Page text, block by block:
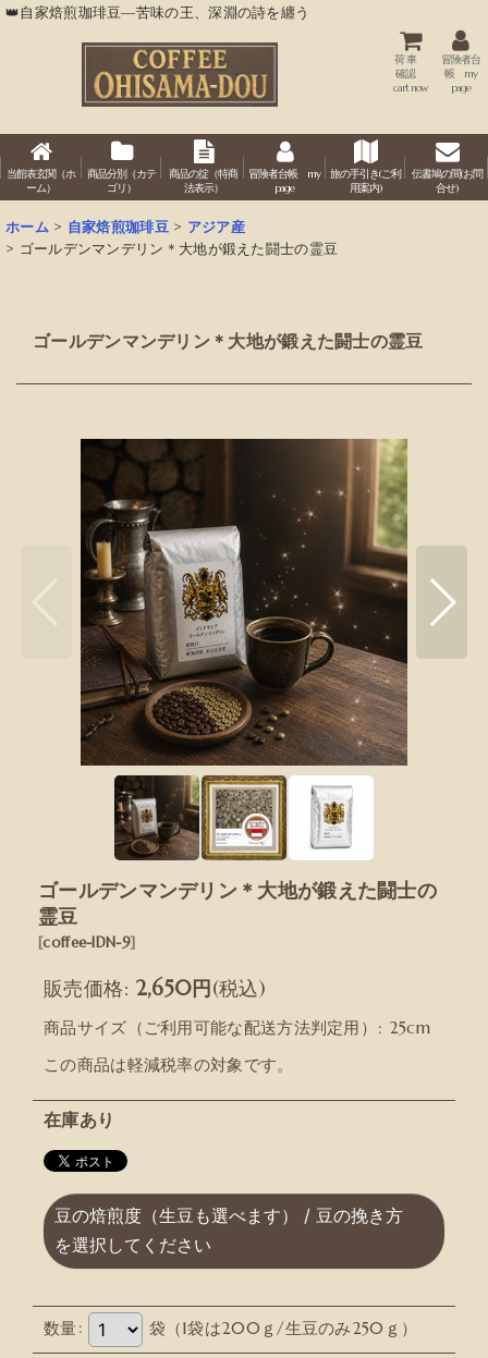
👑自家焙煎珈琲豆―苦味の王、深淵の詩を纏う
荷 車
確認
cart now
冒険者台
帳 my
page
当館表玄関（ホ
ーム）
商品分別（カテ
ゴリ）
商品の掟（特商
法表示）
冒険者台帳 my
page
旅の手引き(ご利
用案内)
伝書鳩の間(お問
合せ)
ホーム > 自家焙煎珈琲豆 > アジア産
> ゴールデンマンデリン＊大地が鍛えた闘士の霊豆
ゴールデンマンデリン＊大地が鍛えた闘士の霊豆
ゴールデンマンデリン＊大地が鍛えた闘士の
霊豆
[coffee-IDN-9]
販売価格: 2,650円(税込)
商品サイズ（ご利用可能な配送方法判定用） : 25cm
この商品は軽減税率の対象です。
在庫あり
豆の焙煎度（生豆も選べます） / 豆の挽き方
を選択してください
数量: 袋（1袋は200ｇ/生豆のみ250ｇ）